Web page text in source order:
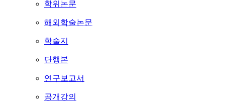
학위논문
해외학술논문
학술지
단행본
연구보고서
공개강의